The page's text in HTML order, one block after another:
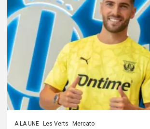
A LA UNE Les Verts Mercato